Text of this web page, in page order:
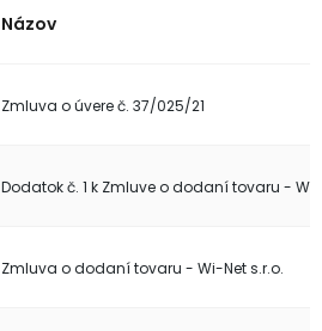
Názov
Zmluva o úvere č. 37/025/21
Dodatok č. 1 k Zmluve o dodaní tovaru - Wi-
Zmluva o dodaní tovaru - Wi-Net s.r.o.